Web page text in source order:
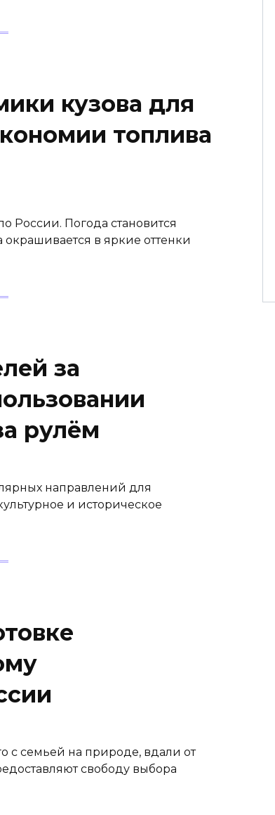
кузова для
топлива
России. Погода становится
в яркие оттенки
за
рулём
направлений для
и историческое
с семьей на природе, вдали от
свободу выбора